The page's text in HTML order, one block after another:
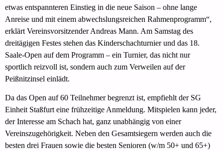
etwas entspannteren Einstieg in die neue Saison – ohne lange
Anreise und mit einem abwechslungsreichen Rahmenprogramm“,
erklärt Vereinsvorsitzender Andreas Mann. Am Samstag des
dreitägigen Festes stehen das Kinderschachturnier und das 18.
Saale-Open auf dem Programm – ein Turnier, das nicht nur
sportlich reizvoll ist, sondern auch zum Verweilen auf der
Peißnitzinsel einlädt.
Da das Open auf 60 Teilnehmer begrenzt ist, empfiehlt der SG
Einheit Staßfurt eine frühzeitige Anmeldung. Mitspielen kann jeder,
der Interesse am Schach hat, ganz unabhängig von einer
Vereinszugehörigkeit. Neben den Gesamtsiegern werden auch die
besten drei Frauen sowie die besten Senioren (w/m 50+ und 65+)